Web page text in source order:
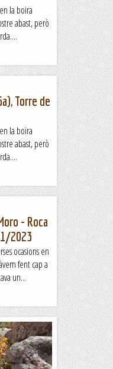
la boira
abast, però
Torre de
la boira
abast, però
- Roca
2023
ocasions en
fent cap a
un...